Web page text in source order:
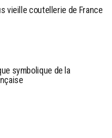
vieille coutellerie de France
symbolique de la